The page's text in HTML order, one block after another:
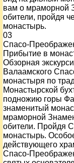
вам о мраморной
обители, пройдя
монастырь.
03
Спасо-
Прибытие в
Обзорная
Валаамского
монастыря по
Монастырской
подножию горы
знаменитый
мраморной
обители. Пройдя
монастырь.
действующего
Спасо-